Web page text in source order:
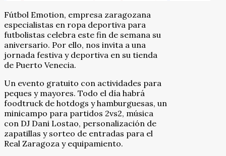
Fútbol Emotion, empresa zaragozana
especialistas en ropa deportiva para
futbolistas celebra este fin de semana su
aniversario. Por ello, nos invita a una
jornada festiva y deportiva en su tienda
de Puerto Venecia.
Un evento gratuito con actividades para
peques y mayores. Todo el día habrá
foodtruck de hotdogs y hamburguesas, un
minicampo para partidos 2vs2, música
con DJ Dani Lostao, personalización de
zapatillas y sorteo de entradas para el
Real Zaragoza y equipamiento.